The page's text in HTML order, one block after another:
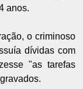
anos.
o criminoso
dívidas com
"as tarefas